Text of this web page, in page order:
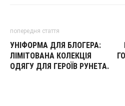
попередня стаття
УНІФОРМА ДЛЯ БЛОГЕРА:
ЛІМІТОВАНА КОЛЕКЦІЯ
ОДЯГУ ДЛЯ ГЕРОЇВ РУНЕТА.